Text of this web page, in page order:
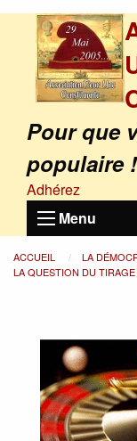
Pour que
populaire !
Adhérez
Menu
ACCUEIL LA
LA QUESTION DU